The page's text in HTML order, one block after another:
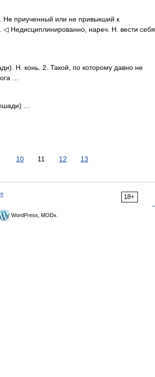
приученный или не привыкший к
Недисциплинированно, нареч. Н. вести себя
Н. конь. 2. Такой, по которому давно не
…
…
10 11 12 13
18+
WordPress, MODx.